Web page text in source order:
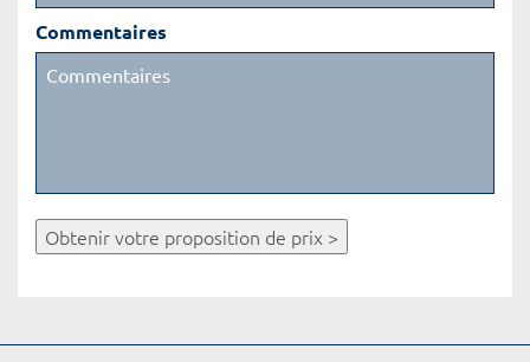
Commentaires
Obtenir votre proposition de prix >